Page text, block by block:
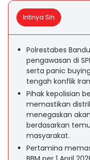
Intinya Sih
Polrestabes
pengawasan di
serta panic
tengah konflik
Pihak kepolisian
memastikan
menegaskan
berdasarkan
masyarakat.
Pertamina